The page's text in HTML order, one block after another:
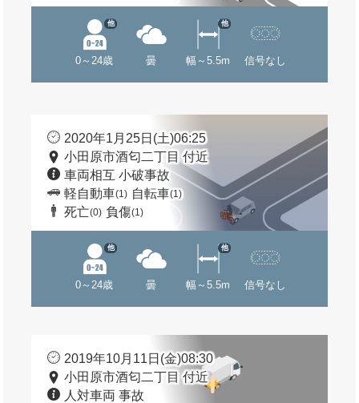
0～24歳
他
曇 幅～5.5m
他
信号なし
2020年1月25日(土)06:25
小田原市酒匂二丁目 付近
車両相互 小破事故
軽自動車(1) 自転車(1)
死亡(0) 負傷(1)
0～24歳
他
曇 幅～5.5m
他
信号なし
2019年10月11日(金)08:30
小田原市酒匂二丁目 付近
人対車両 事故